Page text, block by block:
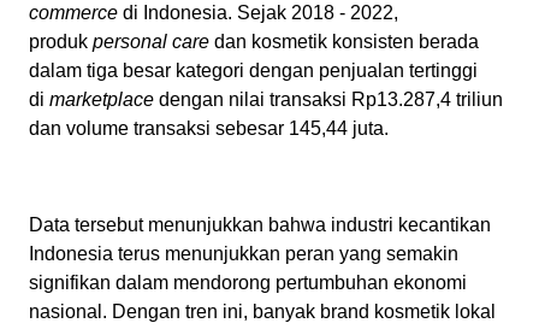
commerce di Indonesia. Sejak 2018 - 2022,
produk personal care dan kosmetik konsisten berada
dalam tiga besar kategori dengan penjualan tertinggi
di marketplace dengan nilai transaksi Rp13.287,4 triliun
dan volume transaksi sebesar 145,44 juta.
Data tersebut menunjukkan bahwa industri kecantikan
Indonesia terus menunjukkan peran yang semakin
signifikan dalam mendorong pertumbuhan ekonomi
nasional. Dengan tren ini, banyak brand kosmetik lokal